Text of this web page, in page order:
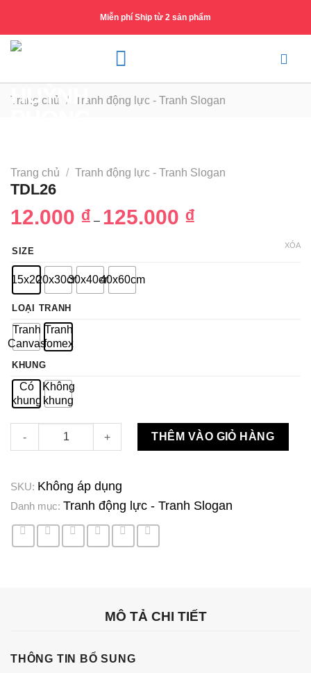
content
Miễn phí Ship từ 2 sản phẩm
Trang chủ / Tranh động lực - Tranh Slogan
Trang chủ / Tranh động lực - Tranh Slogan
TDL26
12.000 ₫ – 125.000 ₫
SIZE
15x2020x30cm30x40cm40x60cm
LOẠI TRANH
Tranh
Canvas
Tranh
fomex
KHUNG
Có
khung
Không
khung
XÓA
TDL26 số lượng
THÊM VÀO GIỎ HÀNG
SKU: Không áp dụng
Danh mục: Tranh động lực - Tranh Slogan
MÔ TẢ CHI TIẾT
THÔNG TIN BỔ SUNG